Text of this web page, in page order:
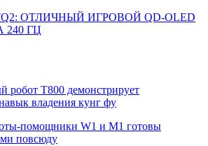
ОТЛИЧНЫЙ ИГРОВОЙ QD-OLED
ГЦ
Т800 демонстрирует
владения кунг фу
помощники W1 и M1 готовы
повсюду